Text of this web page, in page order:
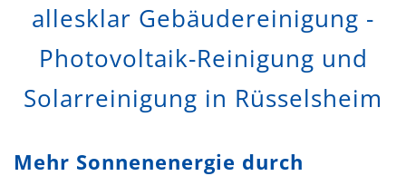
allesklar Gebäudereinigung -
Photovoltaik-Reinigung und
Solarreinigung in Rüsselsheim
Mehr Sonnenenergie durch